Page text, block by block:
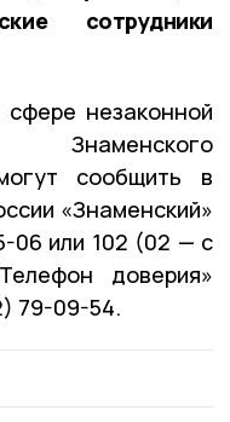
сотрудники
незаконной
сообщить в
«Знаменский»
06 или 102 (02 — с
доверия»
79-09-54.